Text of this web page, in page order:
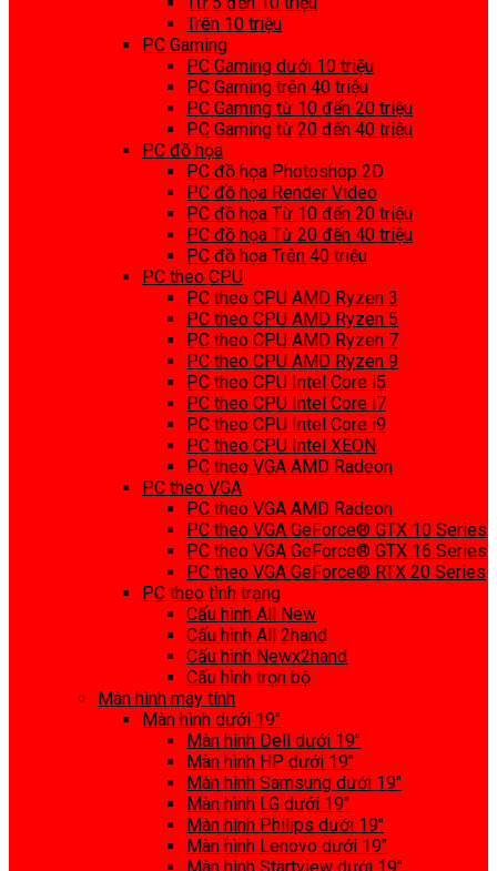
Trên 10 triệu
PC Gaming
PC Gaming dưới 10 triệu
PC Gaming trên 40 triệu
PC Gaming từ 10 đến 20 triệu
PC Gaming từ 20 đến 40 triệu
PC đồ họa
PC đồ họa Photoshop 2D
PC đồ họa Render Video
PC đồ họa Từ 10 đến 20 triệu
PC đồ họa Từ 20 đến 40 triệu
PC đồ họa Trên 40 triệu
PC theo CPU
PC theo CPU AMD Ryzen 3
PC theo CPU AMD Ryzen 5
PC theo CPU AMD Ryzen 7
PC theo CPU AMD Ryzen 9
PC theo CPU Intel Core i5
PC theo CPU Intel Core i7
PC theo CPU Intel Core i9
PC theo CPU Intel XEON
PC theo VGA AMD Radeon
PC theo VGA
PC theo VGA AMD Radeon
PC theo VGA GeForce® GTX 10 Series
PC theo VGA GeForce® GTX 16 Series
PC theo VGA GeForce® RTX 20 Series
PC theo tình trạng
Cấu hình All New
Cấu hình All 2hand
Cấu hình Newx2hand
Cấu hình trọn bộ
Màn hình máy tính
Màn hình dưới 19″
Màn hình Dell dưới 19″
Màn hình HP dưới 19″
Màn hình Samsung dưới 19″
Màn hình LG dưới 19″
Màn hình Philips dưới 19″
Màn hình Lenovo dưới 19″